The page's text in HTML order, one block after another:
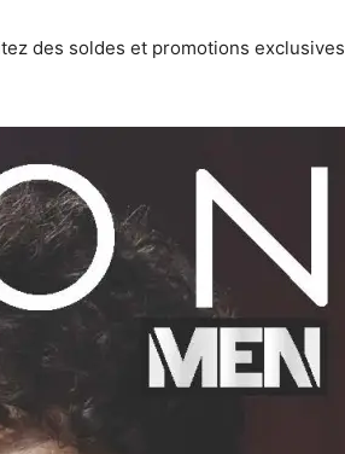
des soldes et promotions exclusives